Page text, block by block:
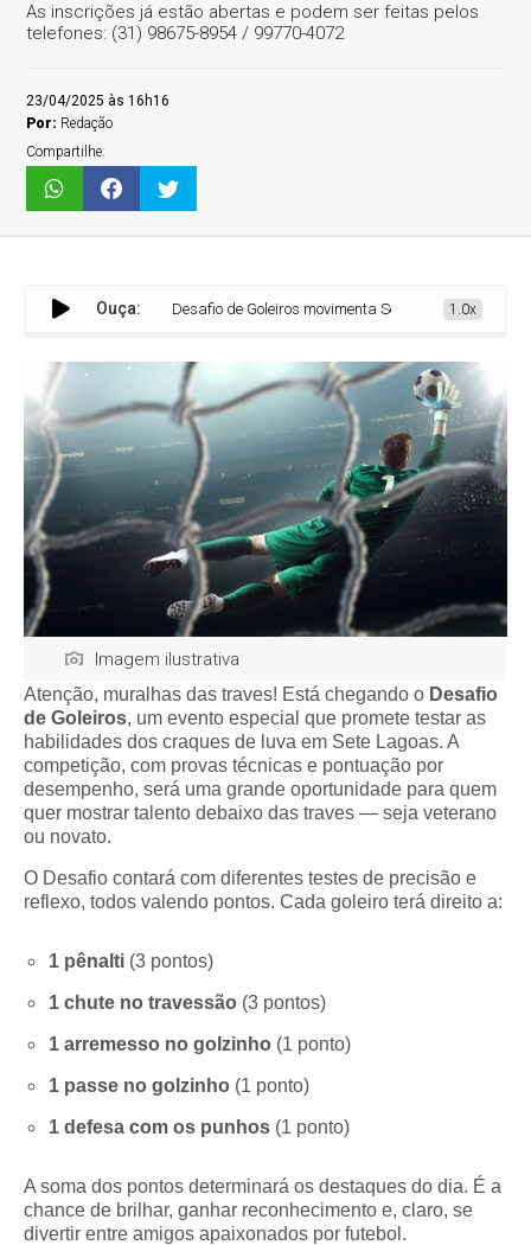
As inscrições já estão abertas e podem ser feitas pelos
telefones: (31) 98675-8954 / 99770-4072
23/04/2025 às 16h16
Por: Redação
Compartilhe:
Ouça:
Desafio de Goleiros movimenta Sete Lagoas com provas
1.0x
Imagem ilustrativa
Atenção, muralhas das traves! Está chegando o Desafio
de Goleiros, um evento especial que promete testar as
habilidades dos craques de luva em Sete Lagoas. A
competição, com provas técnicas e pontuação por
desempenho, será uma grande oportunidade para quem
quer mostrar talento debaixo das traves — seja veterano
ou novato.
O Desafio contará com diferentes testes de precisão e
reflexo, todos valendo pontos. Cada goleiro terá direito a:
1 pênalti(3 pontos)
1 chute no travessão(3 pontos)
1 arremesso no golzinho(1 ponto)
1 passe no golzinho(1 ponto)
1 defesa com os punhos(1 ponto)
A soma dos pontos determinará os destaques do dia. É a
chance de brilhar, ganhar reconhecimento e, claro, se
divertir entre amigos apaixonados por futebol.